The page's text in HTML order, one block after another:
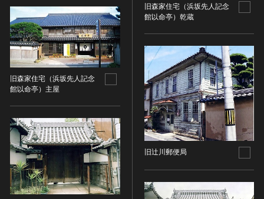
旧森家住宅（浜坂先人記念
館以命亭）主屋
旧森家住宅（浜坂先人記念
館以命亭）乾蔵
旧辻川郵便局
歌舞伎
音楽
その他
工芸技術
漆芸
染織
陶芸
その他
生活文化
生活文化（食文化を除く）
食文化